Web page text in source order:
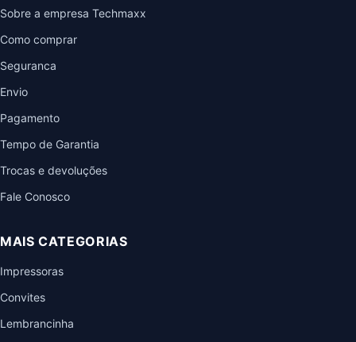
Sobre a empresa Techmaxx
Como comprar
Seguranca
Envio
Pagamento
Tempo de Garantia
Trocas e devoluções
Fale Conosco
MAIS CATEGORIAS
Impressoras
Convites
Lembrancinha